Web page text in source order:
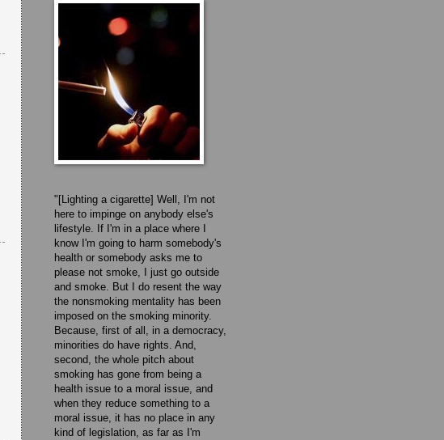
"[Lighting a cigarette] Well, I'm not
here to impinge on anybody else's
lifestyle. If I'm in a place where I
know I'm going to harm somebody's
health or somebody asks me to
please not smoke, I just go outside
and smoke. But I do resent the way
the nonsmoking mentality has been
imposed on the smoking minority.
Because, first of all, in a democracy,
minorities do have rights. And,
second, the whole pitch about
smoking has gone from being a
health issue to a moral issue, and
when they reduce something to a
moral issue, it has no place in any
kind of legislation, as far as I'm